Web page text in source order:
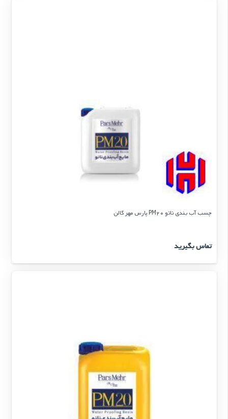
چسب آب بندی نانو PM20 پارس مهر گالن
تماس بگیرید